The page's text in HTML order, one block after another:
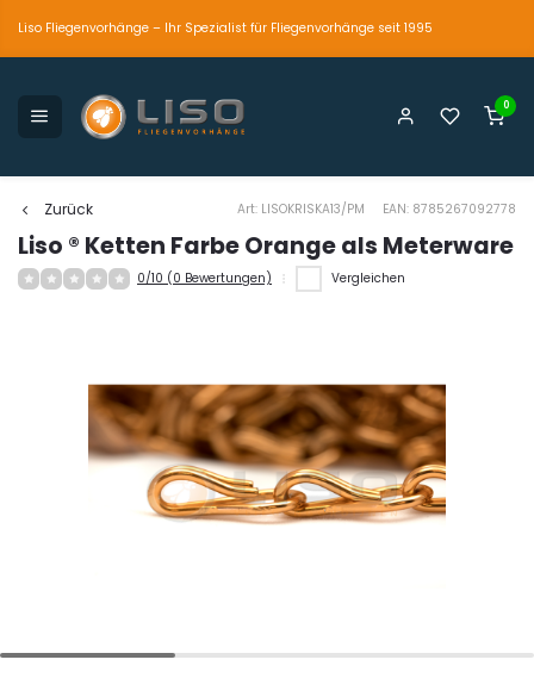
Liso Fliegenvorhänge – Ihr Spezialist für Fliegenvorhänge seit 1995
0
Zurück Art: LISOKRISKA13/PM EAN: 8785267092778
Liso ® Ketten Farbe Orange als Meterware
0/10 (0 Bewertungen) Vergleichen